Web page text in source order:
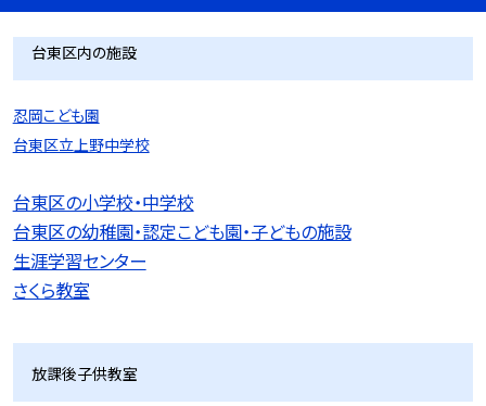
台東区内の施設
忍岡こども園
台東区立上野中学校
台東区の小学校・中学校
台東区の幼稚園・認定こども園・子どもの施設
生涯学習センター
さくら教室
放課後子供教室